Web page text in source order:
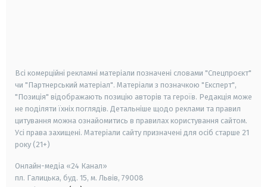
Всі комерційні рекламні матеріали позначені словами "Спецпроєкт"
чи "Партнерський матеріал". Матеріали з позначкою "Експерт",
"Позиція" відображають позицію авторів та героїв. Редакція може
не поділяти їхніх поглядів. Детальніше щодо реклами та правил
цитування можна ознайомитись в правилах користування сайтом.
Усі права захищені. Матеріали сайту призначені для осіб старше 21
року (21+)
Онлайн-медіа «24 Канал»
пл. Галицька, буд. 15, м. Львів, 79008